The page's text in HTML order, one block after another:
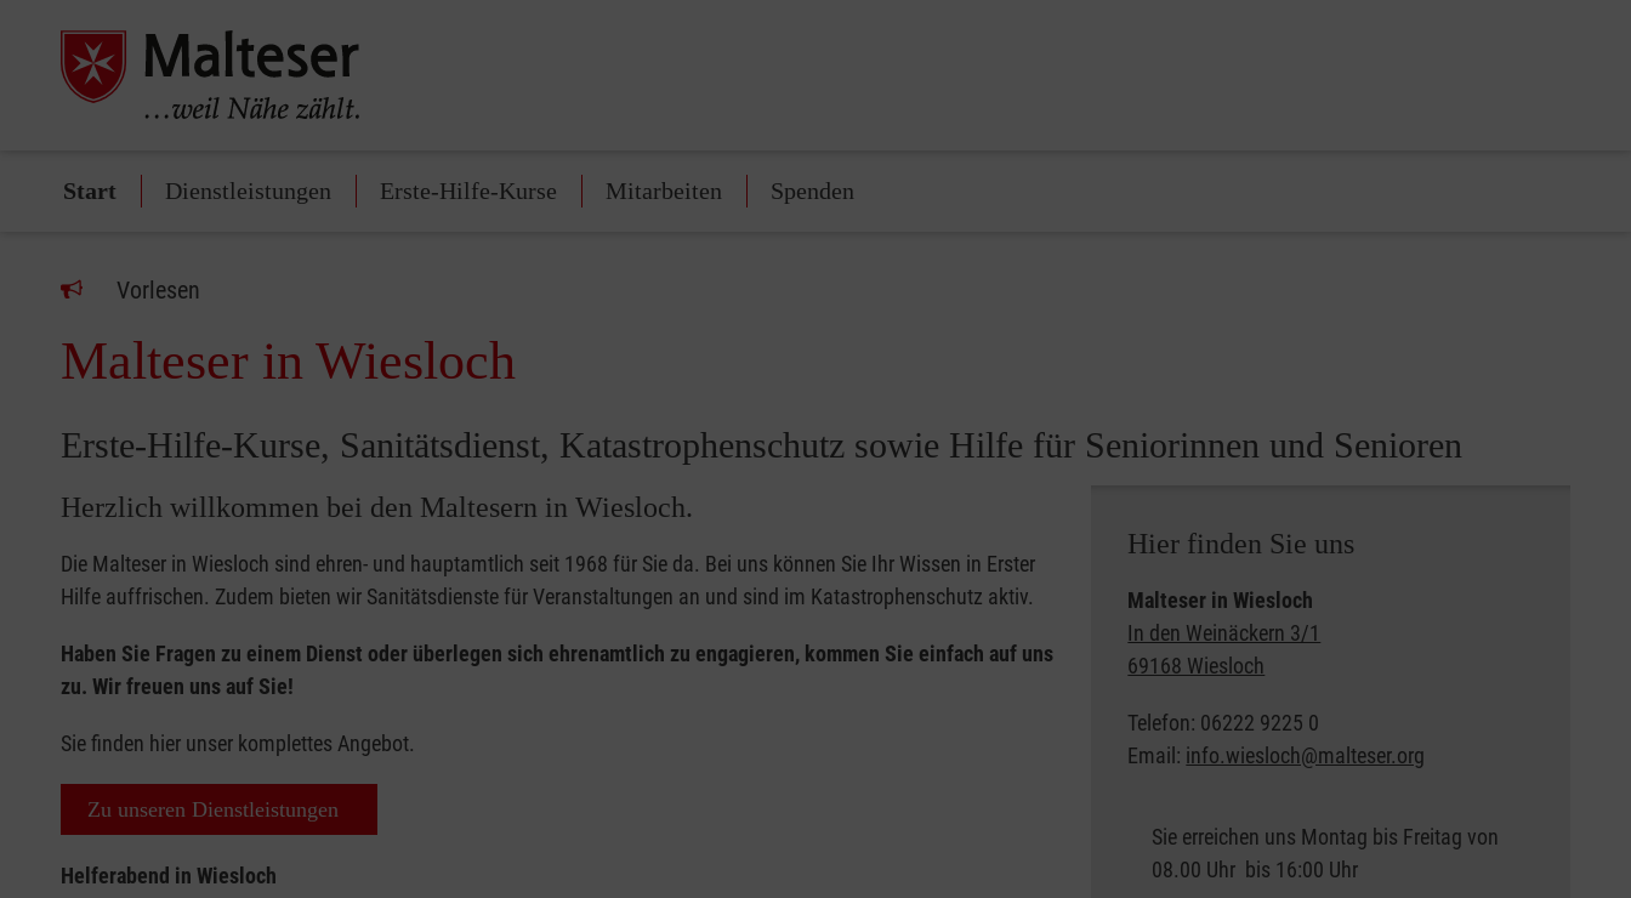
Start Dienstleistungen Erste-Hilfe-Kurse Mitarbeiten Spenden
Vorlesen
Malteser in Wiesloch
Erste-Hilfe-Kurse, Sanitätsdienst, Katastrophenschutz sowie Hilfe für Seniorinnen und Senioren
Herzlich willkommen bei den Maltesern in Wiesloch.
Die Malteser in Wiesloch sind ehren- und hauptamtlich seit 1968 für Sie da. Bei uns können Sie Ihr Wissen in Erster
Hilfe auffrischen. Zudem bieten wir Sanitätsdienste für Veranstaltungen an und sind im Katastrophenschutz aktiv.
Haben Sie Fragen zu einem Dienst oder überlegen sich ehrenamtlich zu engagieren, kommen Sie einfach auf uns
zu. Wir freuen uns auf Sie!
Sie finden hier unser komplettes Angebot.
Zu unseren Dienstleistungen
Helferabend in Wiesloch
Hier finden Sie uns
Malteser in Wiesloch
In den Weinäckern 3/1
69168 Wiesloch
Telefon: 06222 9225 0
Email: info.wiesloch@malteser.org
Sie erreichen uns Montag bis Freitag von
08.00 Uhr bis 16:00 Uhr